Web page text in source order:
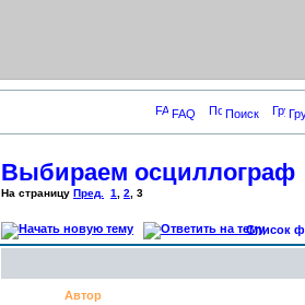
FAQ Поиск
Выбираем осциллограф
На страницу Пред. 1 2 3
Список
Автор